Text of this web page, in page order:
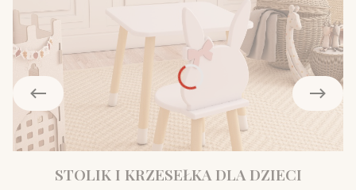
STOLIK I KRZESEŁKA DLA DZIECI